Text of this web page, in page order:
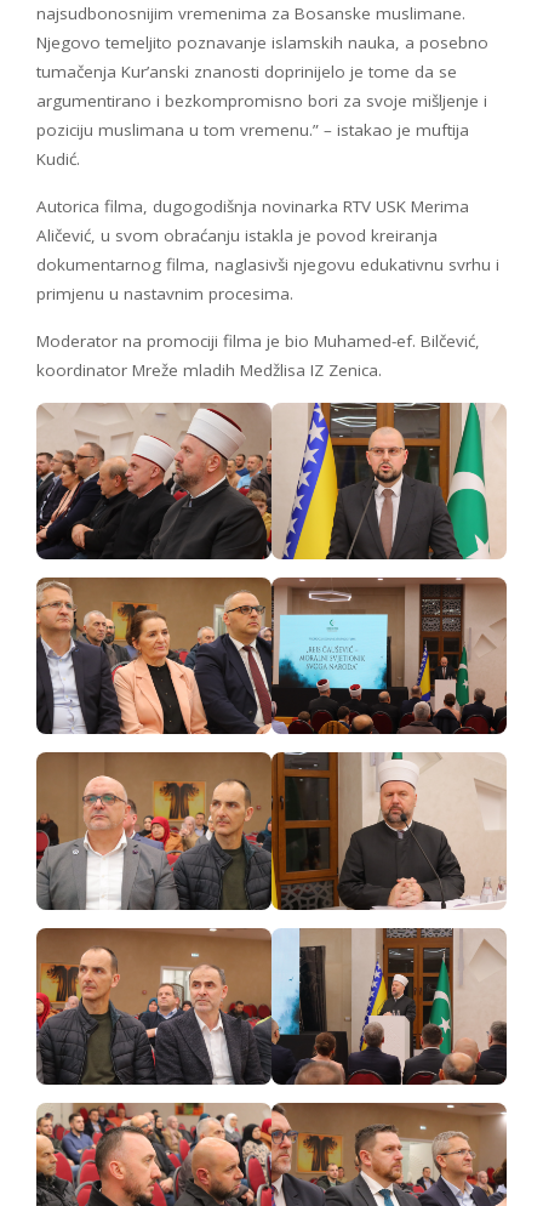
najsudbonosnijim vremenima za Bosanske muslimane.
Njegovo temeljito poznavanje islamskih nauka, a posebno
tumačenja Kur’anski znanosti doprinijelo je tome da se
argumentirano i bezkompromisno bori za svoje mišljenje i
poziciju muslimana u tom vremenu.” – istakao je muftija
Kudić.
Autorica filma, dugogodišnja novinarka RTV USK Merima
Aličević, u svom obraćanju istakla je povod kreiranja
dokumentarnog filma, naglasivši njegovu edukativnu svrhu i
primjenu u nastavnim procesima.
Moderator na promociji filma je bio Muhamed-ef. Bilčević,
koordinator Mreže mladih Medžlisa IZ Zenica.